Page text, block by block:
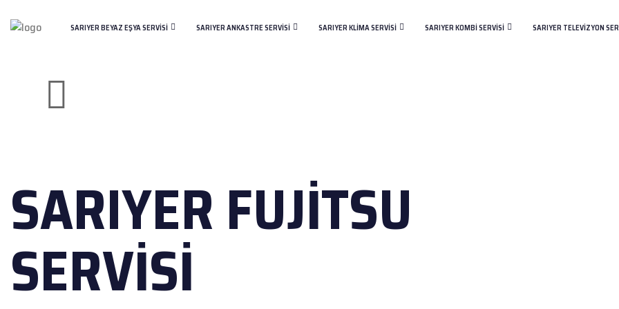
SARIYER BEYAZ EŞYA SERVISI SARIYER ANKASTRE SERVISI SARIYER KLIMA SERVISI SARIYER KOMBI SERVISI SARIYER TELEVIZYON
SARIYER FUJITSU
SERVISI